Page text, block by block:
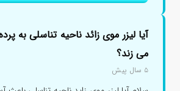
آیا لیزر موی زائد ناحیه تناسلی به
می زند؟
۵ سال پیش